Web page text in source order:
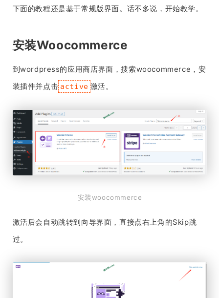
下面的教程还是基于常规版界面。话不多说，开始教学。
安装Woocommerce
到wordpress的应用商店界面，搜索woocommerce，安
装插件并点击 active 激活。
安装woocommerce
激活后会自动跳转到向导界面，直接点右上角的Skip跳
过。